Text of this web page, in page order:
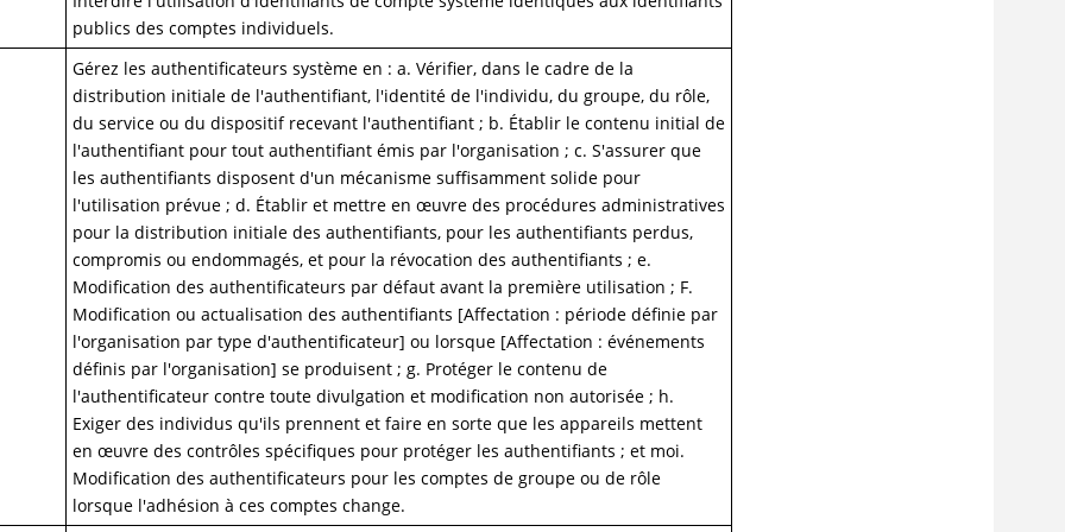
publics des comptes individuels.
Gérez les authentificateurs système en : a. Vérifier, dans le cadre de la
distribution initiale de l'authentifiant, l'identité de l'individu, du groupe, du rôle,
du service ou du dispositif recevant l'authentifiant ; b. Établir le contenu initial de
l'authentifiant pour tout authentifiant émis par l'organisation ; c. S'assurer que
les authentifiants disposent d'un mécanisme suffisamment solide pour
l'utilisation prévue ; d. Établir et mettre en œuvre des procédures administratives
pour la distribution initiale des authentifiants, pour les authentifiants perdus,
compromis ou endommagés, et pour la révocation des authentifiants ; e.
Modification des authentificateurs par défaut avant la première utilisation ; F.
Modification ou actualisation des authentifiants [Affectation : période définie par
l'organisation par type d'authentificateur] ou lorsque [Affectation : événements
définis par l'organisation] se produisent ; g. Protéger le contenu de
l'authentificateur contre toute divulgation et modification non autorisée ; h.
Exiger des individus qu'ils prennent et faire en sorte que les appareils mettent
en œuvre des contrôles spécifiques pour protéger les authentifiants ; et moi.
Modification des authentificateurs pour les comptes de groupe ou de rôle
lorsque l'adhésion à ces comptes change.